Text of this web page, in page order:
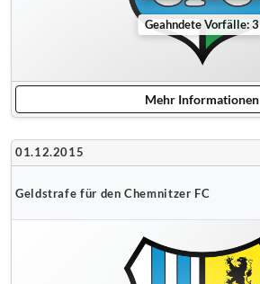
Geahndete Vorfälle: 3
Mehr Informationen
01.12.2015
Geldstrafe für den Chemnitzer FC